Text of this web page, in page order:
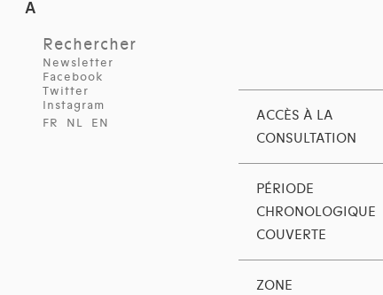
Rechercher
Newsletter
Facebook
Twitter
Instagram
FR
NL EN
ACCÈS À LA
CONSULTATION
PÉRIODE
CHRONOLOGIQUE
COUVERTE
ZONE